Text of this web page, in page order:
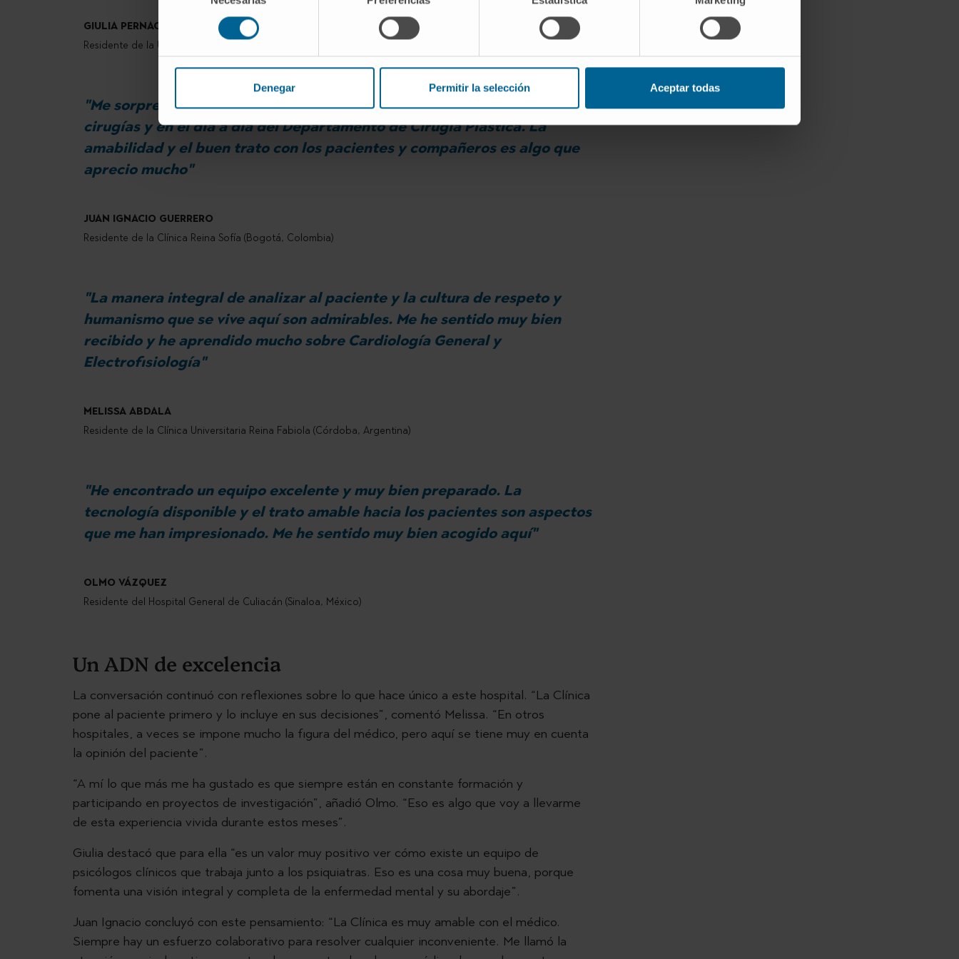
consentimiento
Denegar Permitir la selección Aceptar todas
GIULIA PERNACI
Residente de la Universidad de Chieti-Pescara (Italia)
"Me sorprendió gratamente poder participar de forma activa en las
cirugías y en el día a día del Departamento de Cirugía Plástica. La
amabilidad y el buen trato con los pacientes y compañeros es algo que
aprecio mucho"
JUAN IGNACIO GUERRERO
Residente de la Clínica Reina Sofía (Bogotá, Colombia)
"La manera integral de analizar al paciente y la cultura de respeto y
humanismo que se vive aquí son admirables. Me he sentido muy bien
recibido y he aprendido mucho sobre Cardiología General y
Electrofisiología"
MELISSA ABDALA
Residente de la Clínica Universitaria Reina Fabiola (Córdoba, Argentina)
"He encontrado un equipo excelente y muy bien preparado. La
tecnología disponible y el trato amable hacia los pacientes son aspectos
que me han impresionado. Me he sentido muy bien acogido aquí"
OLMO VÁZQUEZ
Residente del Hospital General de Culiacán (Sinaloa, México)
Un ADN de excelencia
La conversación continuó con reflexiones sobre lo que hace único a este hospital. “La Clínica
pone al paciente primero y lo incluye en sus decisiones”, comentó Melissa. “En otros
hospitales, a veces se impone mucho la figura del médico, pero aquí se tiene muy en cuenta
la opinión del paciente”.
“A mí lo que más me ha gustado es que siempre están en constante formación y
participando en proyectos de investigación”, añadió Olmo. “Eso es algo que voy a llevarme
de esta experiencia vivida durante estos meses”.
Giulia destacó que para ella “es un valor muy positivo ver cómo existe un equipo de
psicólogos clínicos que trabaja junto a los psiquiatras. Eso es una cosa muy buena, porque
fomenta una visión integral y completa de la enfermedad mental y su abordaje”.
Juan Ignacio concluyó con este pensamiento: “La Clínica es muy amable con el médico.
Siempre hay un esfuerzo colaborativo para resolver cualquier inconveniente. Me llamó la